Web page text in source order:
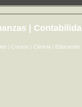
|
| Cursos | Ciencia | Educación